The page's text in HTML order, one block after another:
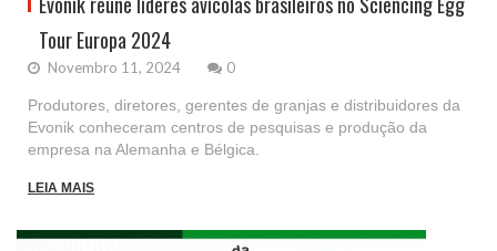
Tour Europa 2024
Novembro 11, 2024 0
Produtores, diretores, gerentes de granjas e distribuidores da
Evonik conheceram centros de pesquisas e produção da
empresa na Alemanha e Bélgica.
LEIA MAIS